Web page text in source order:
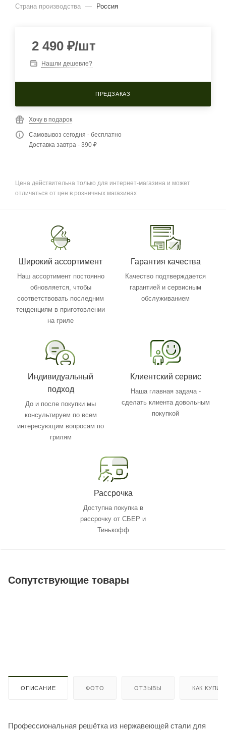
Страна производства — Россия
2 490 ₽/шт
Нашли дешевле?
ПРЕДЗАКАЗ
Хочу в подарок
Самовывоз сегодня - бесплатно
Доставка завтра - 390 ₽
Цена действительна только для интернет-магазина и может
отличаться от цен в розничных магазинах
Широкий ассортимент
Наш ассортимент постоянно
обновляется, чтобы
соответствовать последним
тенденциям в приготовлении
на гриле
Гарантия качества
Качество подтверждается
гарантией и сервисным
обслуживанием
Индивидуальный
подход
До и после покупки мы
консультируем по всем
интересующим вопросам по
грилям
Клиентский сервис
Наша главная задача -
сделать клиента довольным
покупкой
Рассрочка
Доступна покупка в
рассрочку от СБЕР и
Тинькофф
Сопутствующие товары
ОПИСАНИЕ ФОТО ОТЗЫВЫ КАК
Профессиональная решётка из нержавеющей стали для